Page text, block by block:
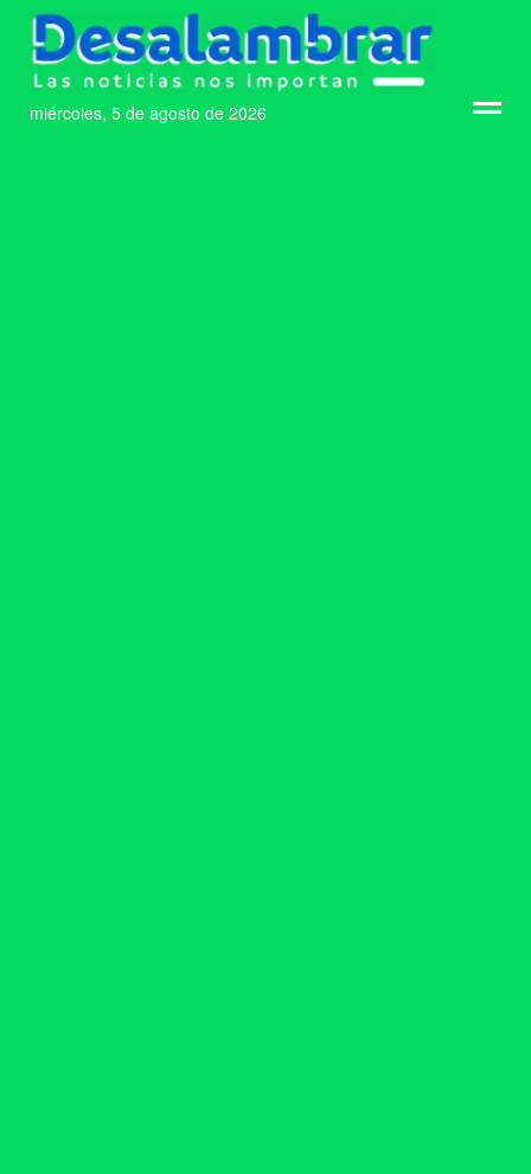
miércoles, 5 de agosto de 2026